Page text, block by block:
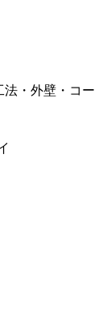
・外壁・コー